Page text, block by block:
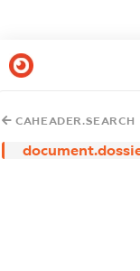
CAHEADER.SEARCH